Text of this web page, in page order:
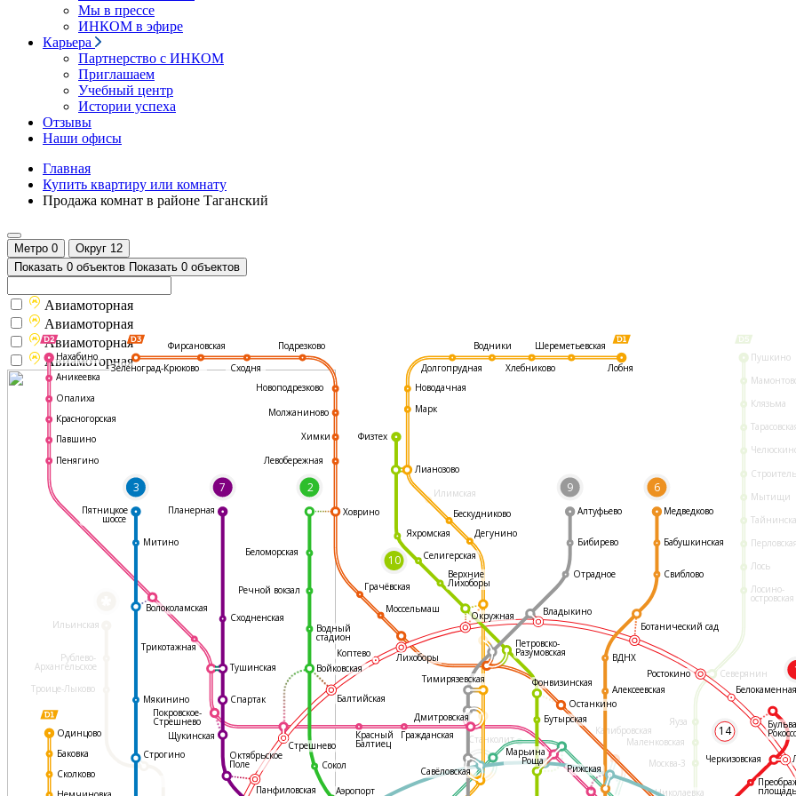
Мы в прессе
ИНКОМ в эфире
Карьера
Партнерство с ИНКОМ
Приглашаем
Учебный центр
Истории успеха
Отзывы
Наши офисы
Главная
Купить квартиру или комнату
Продажа комнат в районе Таганский
Метро 0 Округ 12
Показать 0 объектов Показать 0 объектов
Илимская
Пушкино
Клязьма
Мытищи
Лось
Лосино-
островская
Северянин
Яуза
Маленковская
Москва-3
Николаевка
Ильинская
Рублево-
Архангельское
Троице-Лыково
Калибровская
Станколит
3 7
14
2 9 6
10
Фирсановская
Сходня
Подрезково
Новоподрезково
Молжаниново
Химки
Левобережная
Ховрино
Грачёвская
Моссельмаш
Останкино
Медведково
Бабушкинская
Свиблово
ВДНХ
Алексеевская
Рижская
Аэропорт
Сокол
Красный
Балтиец
Гражданская
Дмитровская
Коптево Лихоборы
Балтийская
Войковская
Водный
стадион
Сходненская
Трикотажная
Волоколамская
Тушинская
Мякинино
Строгино
Митино
Нахабино
Аникеевка
Опалиха
Красногорская
Павшино
Пенягино
Одинцово
Баковка
Сколково
Пятницкое
шоссе
Планерная
Спартак
Стрешнево
Щукинская
Октябрьское
Поле
Панфиловская
Окружная
Дегунино
Бескудниково
Верхние
Лихоборы
Селигерская
Физтех
Яхромская
Марк
Лианозово
Новодачная
Речной вокзал
Беломорская
Долгопрудная
Водники
Хлебниково
Шереметьевская
Лобня
Тимирязевская
Марьина
Роща
Савёловская
Фонвизинская
Бутырская
Петровско-
Разумовская
Покровское-
Стрешнево
Бибирево
Отрадное
Владыкино
Ботанический сад
Алтуфьево
Ростокино
Черкизовская
площадь
Зеленоград-Крюково
Авиамоторная
Авиамоторная
Авиамоторная
Авиамоторная